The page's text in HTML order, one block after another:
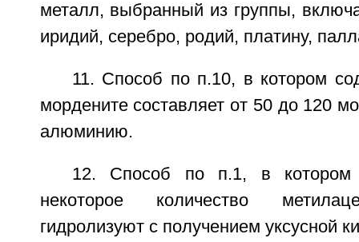
металл, выбранный из группы,
иридий, серебро, родий, платину,
11. Способ по п.10, в котором
мордените составляет от 50 до 120
алюминию.
12. Способ по п.1, в
некоторое количество
гидролизуют с получением уксусной